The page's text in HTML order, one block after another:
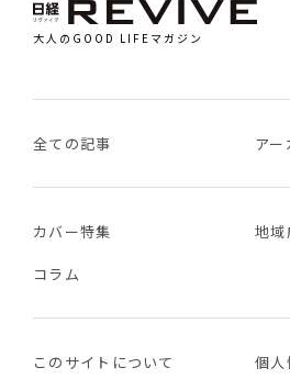
大人のGOOD LIFEマガジン
全ての記事 アー
カバー特集 地域
コラム
このサイトについて 個人